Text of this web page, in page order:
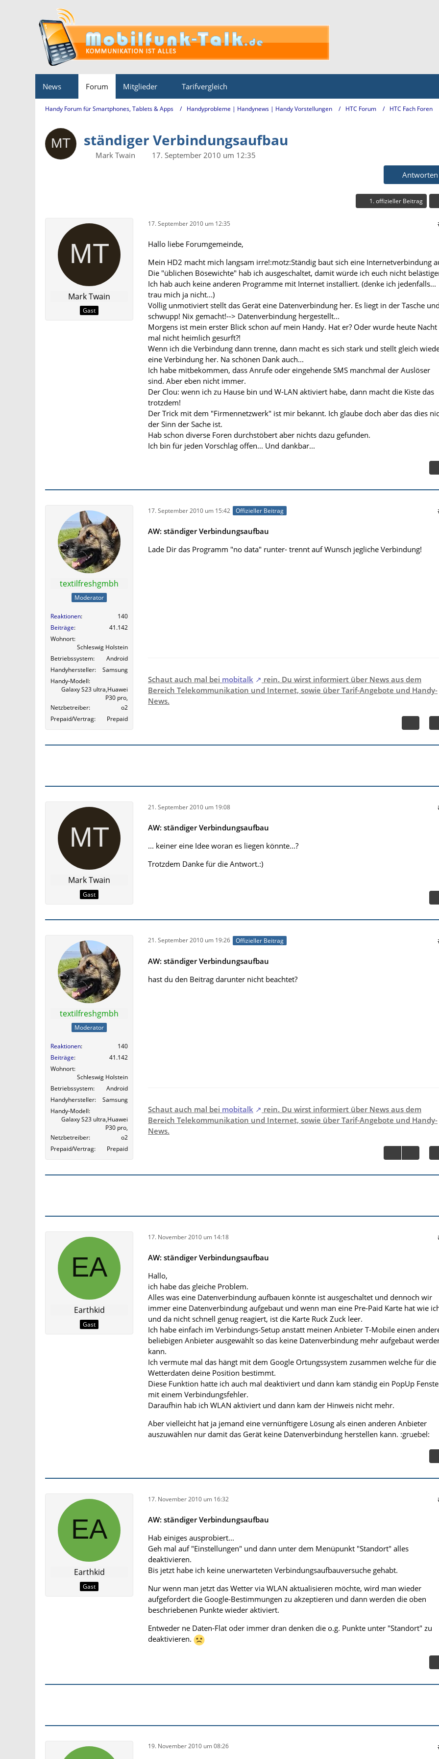
News Forum Mitglieder Tarifvergleich
Handy Forum für Smartphones, Tablets & Apps Handyprobleme | Handynews | Handy Vorstellungen HTC Forum HTC Fach Foren
ständiger Verbindungsaufbau
Mark Twain
17. September 2010 um 12:35
Antworten
1. offizieller Beitrag
Mark Twain
Gast
17. September 2010 um 12:35
Hallo liebe Forumgemeinde,
Mein HD2 macht mich langsam irre!:motz:Ständig baut sich eine Internetverbindung
Die "üblichen Bösewichte" hab ich ausgeschaltet, damit würde ich euch nicht
Ich hab auch keine anderen Programme mit Internet installiert. (denke ich jedenfalls...
trau mich ja nicht...)
Völlig unmotiviert stellt das Gerät eine Datenverbindung her. Es liegt in der Tasche
schwupp! Nix gemacht!--> Datenverbindung hergestellt...
Morgens ist mein erster Blick schon auf mein Handy. Hat er? Oder wurde heute Nacht
mal nicht heimlich gesurft?!
Wenn ich die Verbindung dann trenne, dann macht es sich stark und stellt gleich
eine Verbindung her. Na schönen Dank auch...
Ich habe mitbekommen, dass Anrufe oder eingehende SMS manchmal der Auslöser
sind. Aber eben nicht immer.
Der Clou: wenn ich zu Hause bin und W-LAN aktiviert habe, dann macht die Kiste das
trotzdem!
Der Trick mit dem "Firmennetzwerk" ist mir bekannt. Ich glaube doch aber das dies
der Sinn der Sache ist.
Hab schon diverse Foren durchstöbert aber nichts dazu gefunden.
Ich bin für jeden Vorschlag offen... Und dankbar...
textilfreshgmbh
Moderator
Reaktionen
140
Beiträge
41.142
Wohnort
Schleswig Holstein
Betriebssystem
Android
Handyhersteller
Samsung
Handy-Modell
Galaxy S23 ultra,Huawei
P30 pro,
Netzbetreiber
o2
Prepaid/Vertrag
Prepaid
17. September 2010 um 15:42 Offizieller Beitrag
AW: ständiger Verbindungsaufbau
Lade Dir das Programm "no data" runter- trennt auf Wunsch jegliche Verbindung!
Schaut auch mal bei mobitalk
rein. Du wirst informiert über News aus dem
Bereich Telekommunikation und Internet, sowie über Tarif-Angebote und Handy-
News.
Mark Twain
Gast
21. September 2010 um 19:08
AW: ständiger Verbindungsaufbau
... keiner eine Idee woran es liegen könnte...?
Trotzdem Danke für die Antwort.:)
textilfreshgmbh
Moderator
Reaktionen
140
Beiträge
41.142
Wohnort
Schleswig Holstein
Betriebssystem
Android
Handyhersteller
Samsung
Handy-Modell
Galaxy S23 ultra,Huawei
P30 pro,
Netzbetreiber
o2
Prepaid/Vertrag
Prepaid
21. September 2010 um 19:26 Offizieller Beitrag
AW: ständiger Verbindungsaufbau
hast du den Beitrag darunter nicht beachtet?
Schaut auch mal bei mobitalk
rein. Du wirst informiert über News aus dem
Bereich Telekommunikation und Internet, sowie über Tarif-Angebote und Handy-
News.
Earthkid
Gast
17. November 2010 um 14:18
AW: ständiger Verbindungsaufbau
Hallo,
ich habe das gleiche Problem.
Alles was eine Datenverbindung aufbauen könnte ist ausgeschaltet und dennoch wir
immer eine Datenverbindung aufgebaut und wenn man eine Pre-Paid Karte hat wie
und da nicht schnell genug reagiert, ist die Karte Ruck Zuck leer.
Ich habe einfach im Verbindungs-Setup anstatt meinen Anbieter T-Mobile einen
beliebigen Anbieter ausgewählt so das keine Datenverbindung mehr aufgebaut
kann.
Ich vermute mal das hängt mit dem Google Ortungssystem zusammen welche für die
Wetterdaten deine Position bestimmt.
Diese Funktion hatte ich auch mal deaktiviert und dann kam ständig ein PopUp
mit einem Verbindungsfehler.
Daraufhin hab ich WLAN aktiviert und dann kam der Hinweis nicht mehr.
Aber vielleicht hat ja jemand eine vernünftigere Lösung als einen anderen Anbieter
auszuwählen nur damit das Gerät keine Datenverbindung herstellen kann. :gruebel:
Earthkid
Gast
17. November 2010 um 16:32
AW: ständiger Verbindungsaufbau
Hab einiges ausprobiert...
Geh mal auf "Einstellungen" und dann unter dem Menüpunkt "Standort" alles
deaktivieren.
Bis jetzt habe ich keine unerwarteten Verbindungsaufbauversuche gehabt.
Nur wenn man jetzt das Wetter via WLAN aktualisieren möchte, wird man wieder
aufgefordert die Google-Bestimmungen zu akzeptieren und dann werden die oben
beschriebenen Punkte wieder aktiviert.
Entweder ne Daten-Flat oder immer dran denken die o.g. Punkte unter "Standort" zu
deaktivieren.
19. November 2010 um 08:26